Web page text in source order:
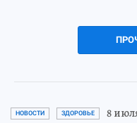
НОВОСТИ ЗДОРОВЬЕ 8